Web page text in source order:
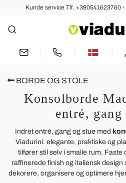
Kunde service Tlf. +390541623760
BORDE OG STOLE
Konsolborde
entré, gang
Indret entré, gang og stue med
Viadurini: elegante, praktiske og
tilfører stil selv i smalle rum.
raffinerede finish og italiensk design
dekorere, organisere og optimere